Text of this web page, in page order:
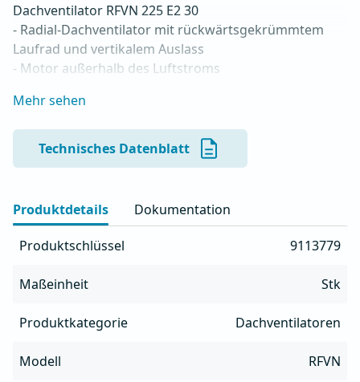
Dachventilator RFVN 225 E2 30
- Radial-Dachventilator mit rückwärtsgekrümmtem
Laufrad und vertikalem Auslass
- Motor außerhalb des Luftstroms
- Für Dauerbetrieb mit Temperaturen bis 120 °C
- Luftauslass mit Schutzgitter
- Zur Reinigung und Wartung lässt sich die
Lüftereinheit einfach drehen
- Gehäuse aus AlMg3-Aluminium, beständig gegen alle
Wetterbedingungen
- Integrierte Fettwanne mit Ablauf
- Integrierter Serviceschalter
installiert werden
Mehr sehen
Technisches Datenblatt
Produktdetails Dokumentation
Produktschlüssel 9113779
Maßeinheit Stk
Produktkategorie Dachventilatoren
Modell RFVN